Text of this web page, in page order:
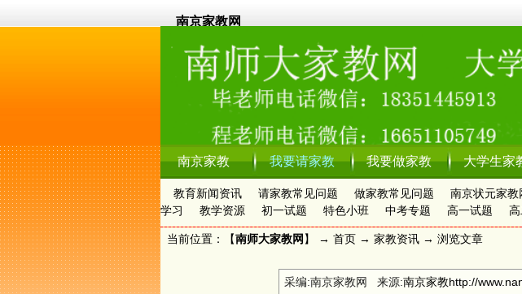
南京家教网
南京家教 我要请家教 我要做家教 大学生家
教育新闻资讯 请家教常见问题 做家教常见问题 南京状元家教
学习
教学资源 初一试题 特色小班 中考专题 高一试题
当前位置：【南师大家教网 】 → 首页 → 家教资讯 → 浏览文章
采编:南京家教网 来源:南京家教http://